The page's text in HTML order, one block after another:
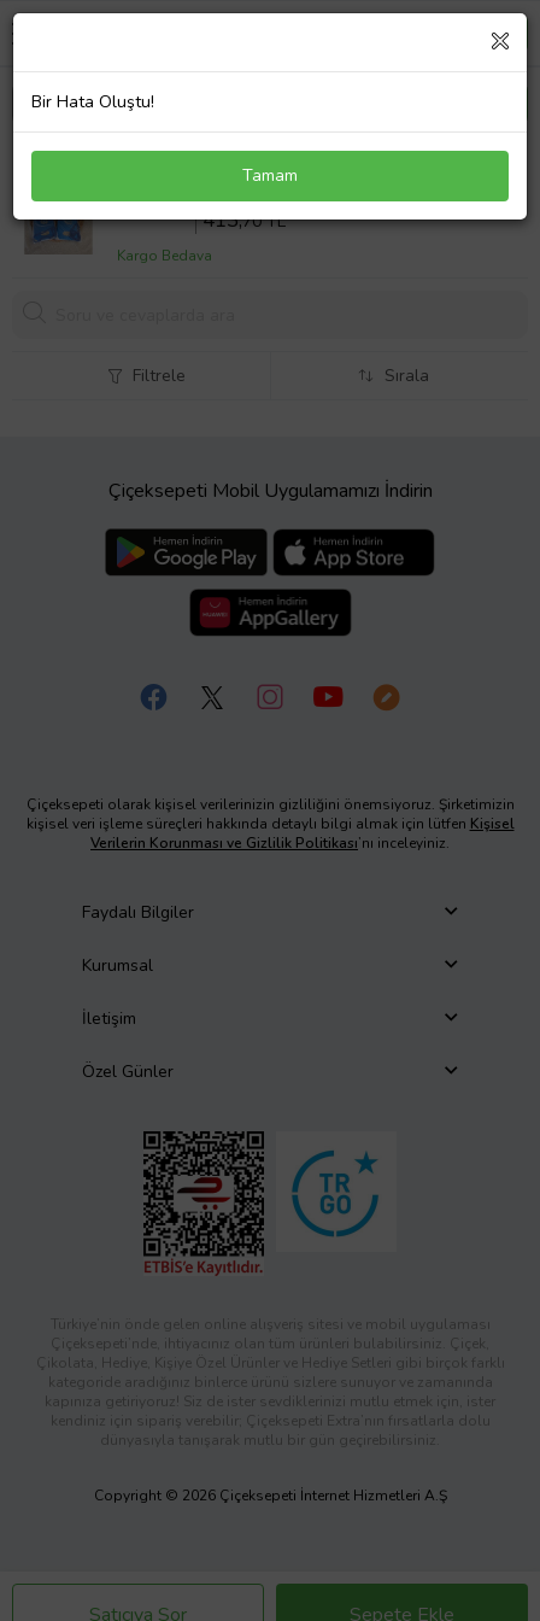
5 Adet Keseli Tesbihli İsim Baskılı Kadife Kaplı Yasin
Mevlüt Kitabı Seti Hediyesi Lacivert
Sepette %20 İndirim
413,70 TL
Kargo Bedava
Satıcıya Sor Sepete Ekle
Filtrele Sırala
Çiçeksepeti Mobil Uygulamamızı İndirin
Çiçeksepeti olarak kişisel verilerinizin gizliliğini önemsiyoruz. Şirketimizin
kişisel veri işleme süreçleri hakkında detaylı bilgi almak için lütfen Kişisel
Verilerin Korunması ve Gizlilik Politikası’nı inceleyiniz.
Faydalı Bilgiler
Kurumsal
İletişim
Özel Günler
Türkiye’nin önde gelen online alışveriş sitesi ve mobil uygulaması
Çiçeksepeti’nde, ihtiyacınız olan tüm ürünleri bulabilirsiniz. Çiçek,
Çikolata, Hediye, Kişiye Özel Ürünler ve Hediye Setleri gibi birçok farklı
kategoride aradığınız binlerce ürünü sizlere sunuyor ve zamanında
kapınıza getiriyoruz! Siz de ister sevdiklerinizi mutlu etmek için, ister
kendiniz için sipariş verebilir; Çiçeksepeti Extra’nın fırsatlarla dolu
dünyasıyla tanışarak mutlu bir gün geçirebilirsiniz.
Copyright © 2026 Çiçeksepeti İnternet Hizmetleri A.Ş
Bir Hata Oluştu!
Tamam